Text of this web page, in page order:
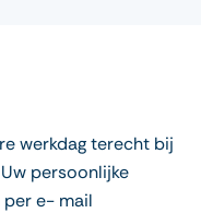
werkdag terecht bij
persoonlijke
e- mail